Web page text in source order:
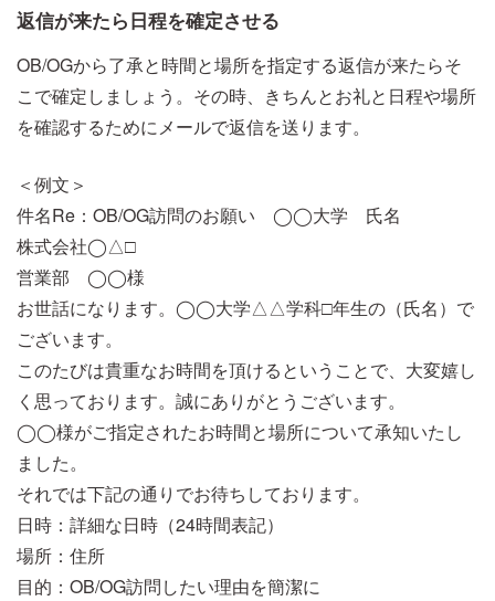
返信が来たら日程を確定させる
OB/OGから了承と時間と場所を指定する返信が来たらそ
こで確定しましょう。その時、きちんとお礼と日程や場所
を確認するためにメールで返信を送ります。
＜例文＞
件名Re：OB/OG訪問のお願い ◯◯大学 氏名
株式会社◯△□
営業部 ◯◯様
お世話になります。◯◯大学△△学科□年生の（氏名）で
ございます。
このたびは貴重なお時間を頂けるということで、大変嬉し
く思っております。誠にありがとうございます。
◯◯様がご指定されたお時間と場所について承知いたし
ました。
それでは下記の通りでお待ちしております。
日時：詳細な日時（24時間表記）
場所：住所
目的：OB/OG訪問したい理由を簡潔に